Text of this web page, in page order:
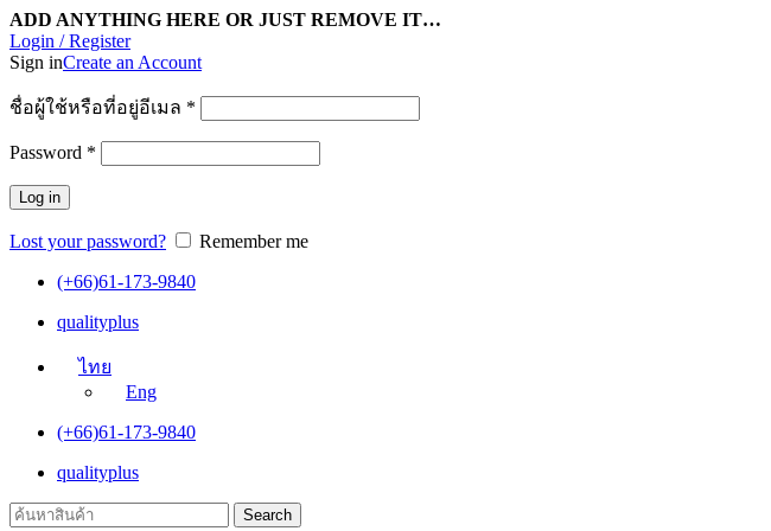
ADD ANYTHING HERE OR JUST REMOVE IT…
Login / Register
Sign inCreate an Account
ชื่อผู้ใช้หรือที่อยู่อีเมล *
Password *
Log in
Lost your password?
Remember me
(+66)61-173-9840
qualityplus
ไทย
Eng
(+66)61-173-9840
qualityplus
Search